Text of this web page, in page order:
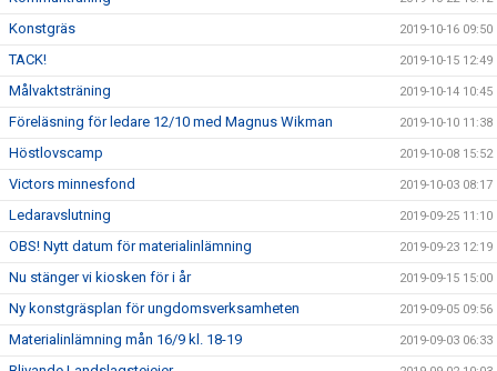
Konstgräs 2019-10-16 09:50
TACK! 2019-10-15 12:49
Målvaktsträning 2019-10-14 10:45
Föreläsning för ledare 12/10 med Magnus Wikman 2019-10-10 11:38
Höstlovscamp 2019-10-08 15:52
Victors minnesfond 2019-10-03 08:17
Ledaravslutning 2019-09-25 11:10
OBS! Nytt datum för materialinlämning 2019-09-23 12:19
Nu stänger vi kiosken för i år 2019-09-15 15:00
Ny konstgräsplan för ungdomsverksamheten 2019-09-05 09:56
Materialinlämning mån 16/9 kl. 18-19 2019-09-03 06:33